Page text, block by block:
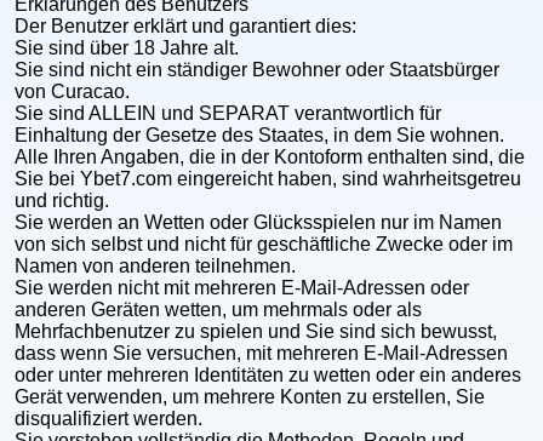
Erklärungen des Benutzers
Der Benutzer erklärt und garantiert dies:
Sie sind über 18 Jahre alt.
Sie sind nicht ein ständiger Bewohner oder Staatsbürger
von Curacao.
Sie sind ALLEIN und SEPARAT verantwortlich für
Einhaltung der Gesetze des Staates, in dem Sie wohnen.
Alle Ihren Angaben, die in der Kontoform enthalten sind, die
Sie bei Ybet7.com eingereicht haben, sind wahrheitsgetreu
und richtig.
Sie werden an Wetten oder Glücksspielen nur im Namen
von sich selbst und nicht für geschäftliche Zwecke oder im
Namen von anderen teilnehmen.
Sie werden nicht mit mehreren E-Mail-Adressen oder
anderen Geräten wetten, um mehrmals oder als
Mehrfachbenutzer zu spielen und Sie sind sich bewusst,
dass wenn Sie versuchen, mit mehreren E-Mail-Adressen
oder unter mehreren Identitäten zu wetten oder ein anderes
Gerät verwenden, um mehrere Konten zu erstellen, Sie
disqualifiziert werden.